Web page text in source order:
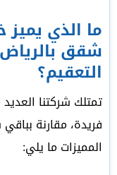
ما الذي
شقق
التعقيم؟
تمتلك شركتنا
فريدة، مقارنة
المميزات ما يلي: